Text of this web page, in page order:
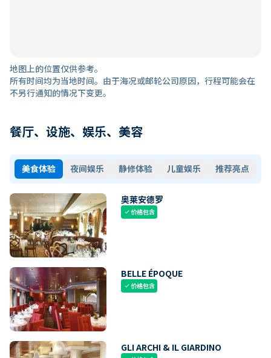
地图上的位置仅供参考。
所有时间均为当地时间。由于海况或邮轮公司原因，行程可能会在
不另行通知的情况下变更。
餐厅、设施、娱乐、美容
美食体验 夜间娱乐 静修体验 儿童娱乐 推荐亮点
奥莱安德罗
check价格包含
BELLE ÉPOQUE
check价格包含
GLI ARCHI & IL GIARDINO